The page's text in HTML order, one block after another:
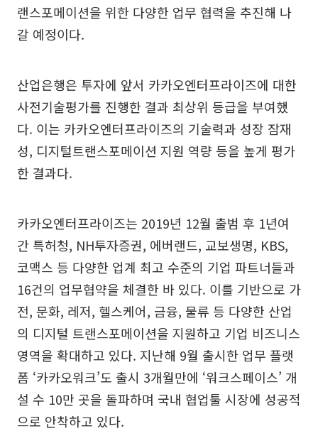
랜스포메이션을 위한 다양한 업무 협력을 추진해 나
갈 예정이다.
산업은행은 투자에 앞서 카카오엔터프라이즈에 대한
사전기술평가를 진행한 결과 최상위 등급을 부여했
다. 이는 카카오엔터프라이즈의 기술력과 성장 잠재
성, 디지털트랜스포메이션 지원 역량 등을 높게 평가
한 결과다.
카카오엔터프라이즈는 2019년 12월 출범 후 1년여
간 특허청, NH투자증권, 에버랜드, 교보생명, KBS,
코맥스 등 다양한 업계 최고 수준의 기업 파트너들과
16건의 업무협약을 체결한 바 있다. 이를 기반으로 가
전, 문화, 레저, 헬스케어, 금융, 물류 등 다양한 산업
의 디지털 트랜스포메이션을 지원하고 기업 비즈니스
영역을 확대하고 있다. 지난해 9월 출시한 업무 플랫
폼 ‘카카오워크’도 출시 3개월만에 ‘워크스페이스’ 개
설 수 10만 곳을 돌파하며 국내 협업툴 시장에 성공적
으로 안착하고 있다.